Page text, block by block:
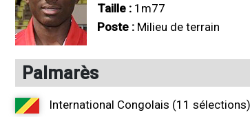
Taille : 1m77
Poste : Milieu de terrain
Palmarès
International Congolais (11 sélections)